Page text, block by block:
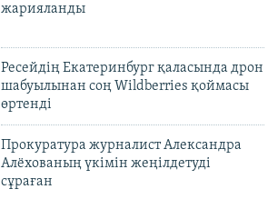
жарияланды
Ресейдің Екатеринбург қаласында дрон
шабуылынан соң Wildberries қоймасы
өртенді
Прокуратура журналист Александра
Алёхованың үкімін жеңілдетуді
сұраған